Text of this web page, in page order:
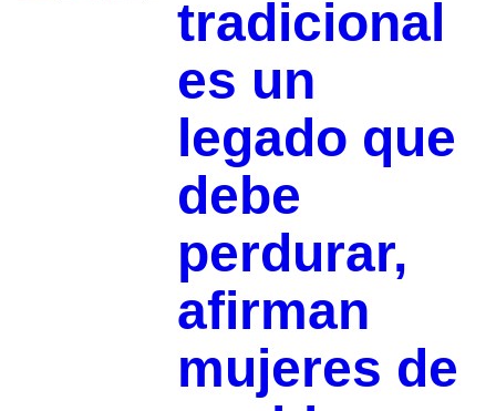
tradicional
es un
legado que
debe
perdurar,
afirman
mujeres de